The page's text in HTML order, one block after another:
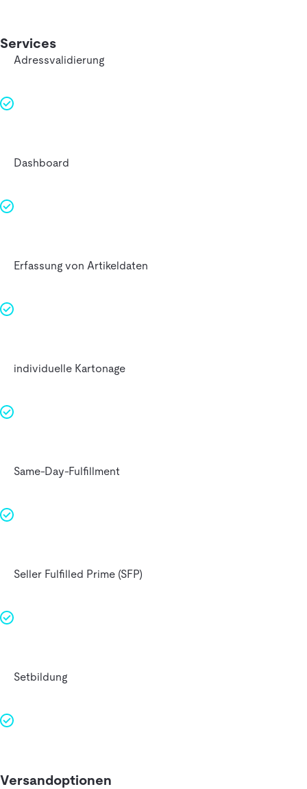
Services
Adressvalidierung
Dashboard
Erfassung von Artikeldaten
individuelle Kartonage
Same-Day-Fulfillment
Seller Fulfilled Prime (SFP)
Setbildung
Versandoptionen